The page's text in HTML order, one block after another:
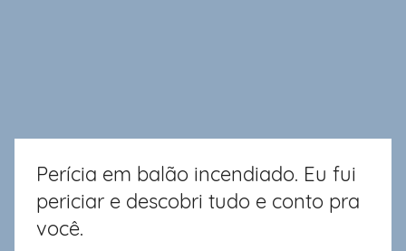
Perícia em balão incendiado. Eu fui
periciar e descobri tudo e conto pra
você.